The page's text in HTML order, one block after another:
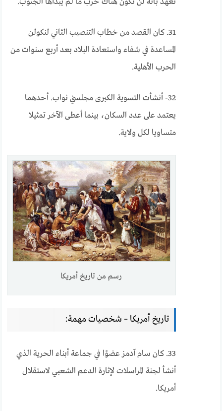
31. كان القصد من خطاب التنصيب الثاني لنكولن
المساعدة في شفاء واستعادة البلاد بعد أربع سنوات من
الحرب الأهلية.
32- أنشأت التسوية الكبرى مجلسيْ نواب. أحدهما
يعتمد على عدد السكان، بينما أعطى الآخر تمثيلا
متساويا لكل ولاية.
رسم من تاريخ أمريكا
تاريخ أمريكا – شخصيات مهمة:
33. كان سام آدمز عضوًا في جماعة أبناء الحرية الذي
أنشأ لجنة المراسلات لإثارة الدعم الشعبي لاستقلال
أمريكا.